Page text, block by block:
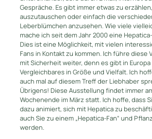
Gespräche. Es gibt immer etwas zu
auszutauschen oder einfach die
Leberblümchen anzusehen. Wie viele
mache ich seit dem Jahr 2000 eine
Dies ist eine Möglichkeit, mit vielen
Fans in Kontakt zu kommen. Ich führe diese
mit Sicherheit weiter, denn es gibt in
Vergleichbares in Größe und Vielfalt. Ich
auch mal auf diesem Treff der Liebhaber
Übrigens! Diese Ausstellung findet immer
Wochenende im März statt. Ich hoffe, dass
dazu animiert, sich mit Hepatica zu
auch Sie zu einem „Hepatica-Fan“ und
werden.